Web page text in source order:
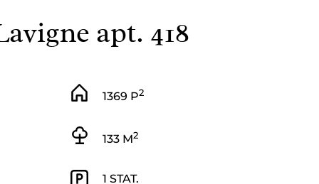
apt. 418
1369 P2
133 M2
1 STAT.